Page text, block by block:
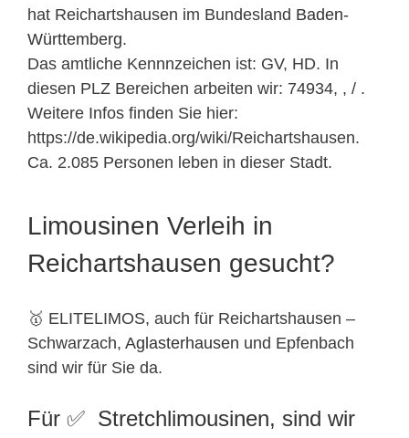
hat Reichartshausen im Bundesland Baden-
Württemberg.
Das amtliche Kennnzeichen ist: GV, HD. In
diesen PLZ Bereichen arbeiten wir: 74934, , / .
Weitere Infos finden Sie hier:
https://de.wikipedia.org/wiki/Reichartshausen.
Ca. 2.085 Personen leben in dieser Stadt.
Limousinen Verleih in
Reichartshausen gesucht?
🥇 ELITELIMOS, auch für Reichartshausen –
Schwarzach, Aglasterhausen und Epfenbach
sind wir für Sie da.
Für ✅ Stretchlimousinen, sind wir